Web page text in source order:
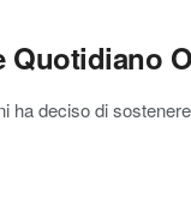
Quotidiano
ha deciso di